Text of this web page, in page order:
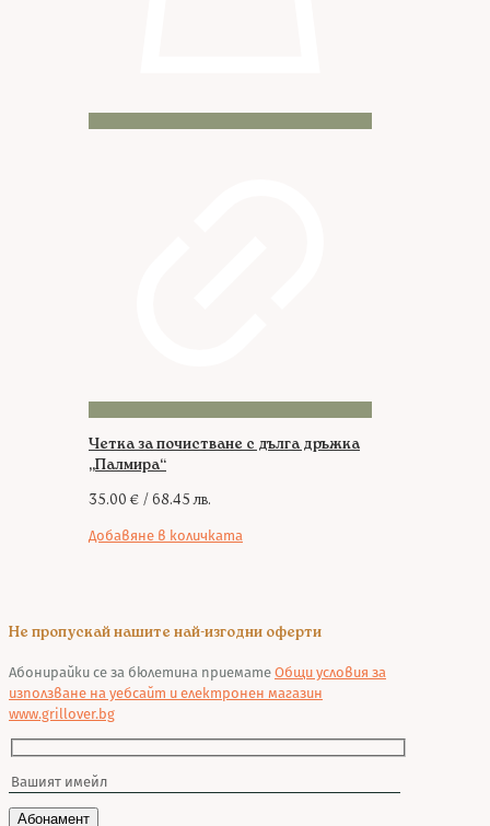
Четка за почистване с дълга дръжка
„Палмира“
35.00 € / 68.45 лв.
Добавяне в количката
Не пропускай нашите най-изгодни оферти
Абонирайки се за бюлетина приемате Общи условия за
използване на уебсайт и електронен магазин
www.grillover.bg